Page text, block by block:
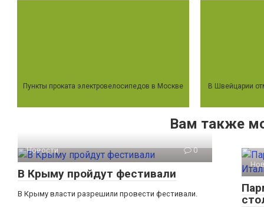
Пункты проката электровелосипедов в Москве В Швейцарии
Вам также
Новости 0
В Крыму пройдут фестивали
В Крыму власти разрешили провести фестивали.